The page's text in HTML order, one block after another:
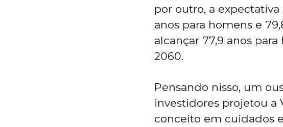
por outro, a
anos para homens e
alcançar 77,9 anos
2060.
Pensando nisso, um
investidores projetou a
conceito em cuidados